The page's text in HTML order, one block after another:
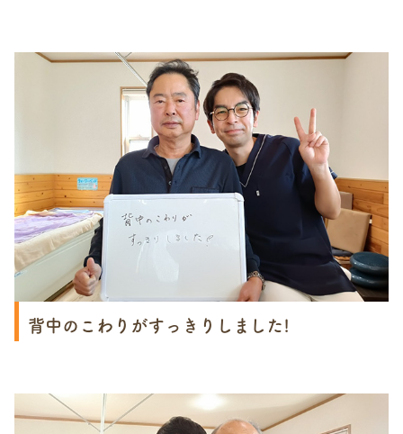
背中のこわりがすっきりしました!